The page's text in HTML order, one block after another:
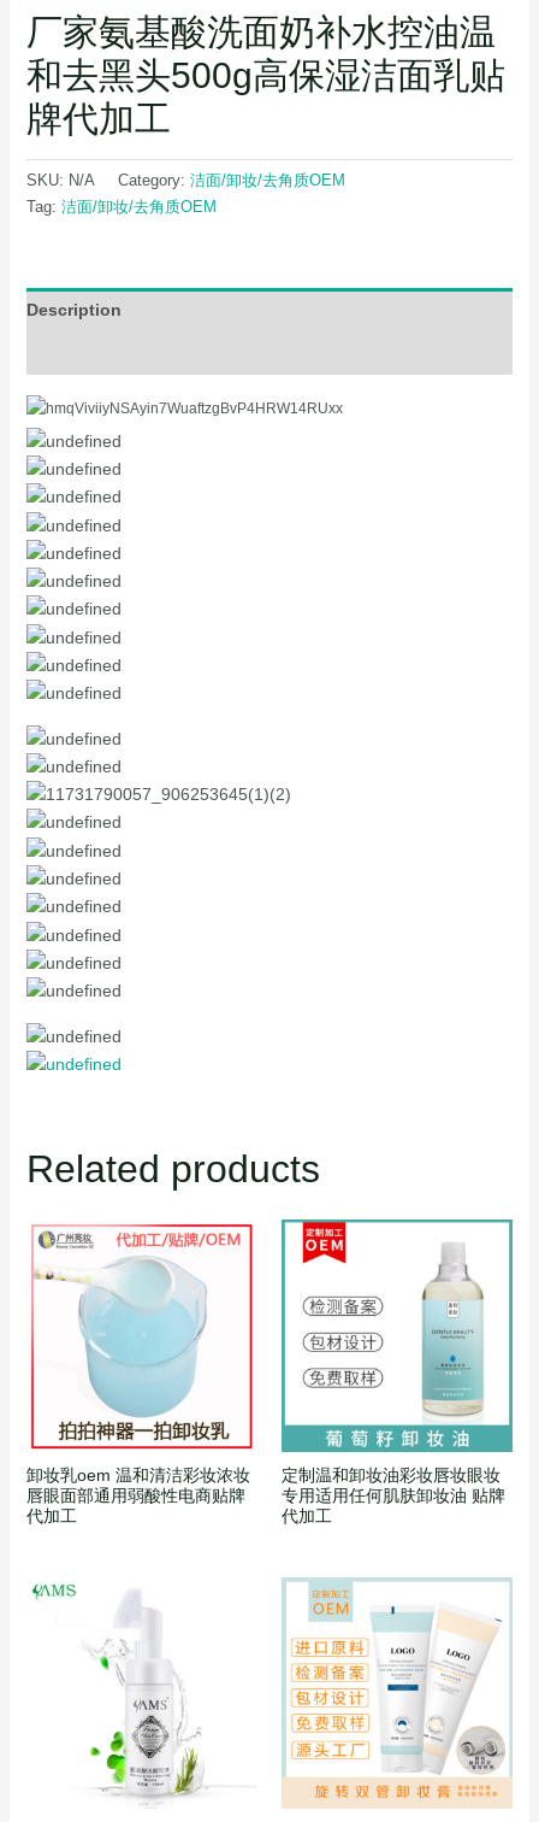
厂家氨基酸洗面奶补水控油温
和去黑头500g高保湿洁面乳贴
牌代加工
SKU: N/A Category: 洁面/卸妆/去角质OEM
Tag: 洁面/卸妆/去角质OEM
Description
Related products
卸妆乳oem 温和清洁彩妆浓妆
唇眼面部通用弱酸性电商贴牌
代加工
定制温和卸妆油彩妆唇妆眼妆
专用适用任何肌肤卸妆油 贴牌
代加工